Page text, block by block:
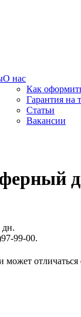
О нас
Как
Гарантия на
Статьи
Вакансии
дн.
99-00.
может